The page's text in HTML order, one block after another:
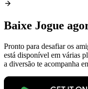
Baixe Jogue
Pronto para desafiar os
está disponível em várias
a diversão te acompanha